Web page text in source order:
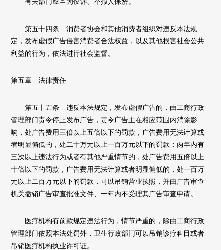
第五十四条 消费者协会和其他消费者组织对违反本法规
定，发布虚假广告侵害消费者合法权益，以及其他损害社会公共
利益的行为，依法进行社会监督。
第五章 法律责任
第五十五条 违反本法规定，发布虚假广告的，由工商行政
管理部门责令停止发布广告，责令广告主在相应范围内消除影
响，处广告费用三倍以上五倍以下的罚款，广告费用无法计算或
者明显偏低的，处二十万元以上一百万元以下的罚款；两年内有
三次以上违法行为或者有其他严重情节的，处广告费用五倍以上
十倍以下的罚款，广告费用无法计算或者明显偏低的，处一百万
元以上二百万元以下的罚款，可以吊销营业执照，并由广告审查
机关撤销广告审查批准文件、一年内不受理其广告审查申请。
医疗机构有前款规定违法行为，情节严重的，除由工商行政
管理部门依照本法处罚外，卫生行政部门可以吊销诊疗科目或者
吊销医疗机构执业许可证。